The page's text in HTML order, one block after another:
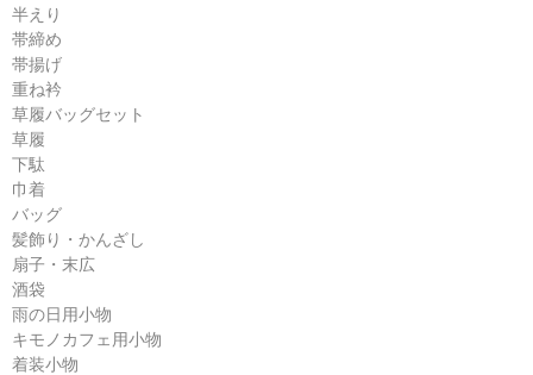
半えり
帯締め
帯揚げ
重ね衿
草履バッグセット
草履
下駄
巾着
バッグ
髪飾り・かんざし
扇子・末広
酒袋
雨の日用小物
キモノカフェ用小物
着装小物